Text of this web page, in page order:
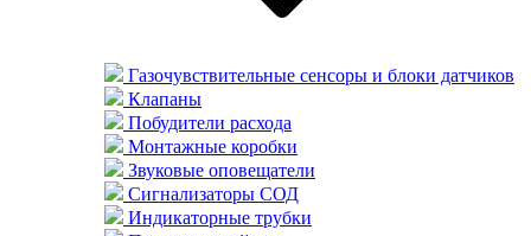
Газочувствительные сенсоры и блоки датчиков
Клапаны
Побудители расхода
Монтажные коробки
Звуковые оповещатели
Сигнализаторы СОД
Индикаторные трубки